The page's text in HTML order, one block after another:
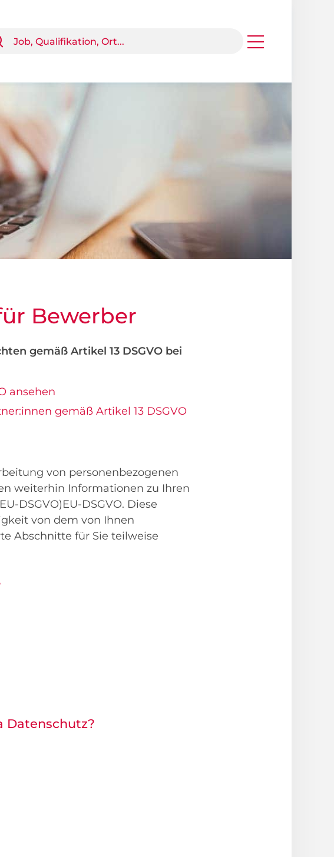
Bewerber
gemäß Artikel 13 DSGVO bei
ansehen
gemäß Artikel 13 DSGVO
von personenbezogenen
weiterhin Informationen zu Ihren
DSGVO)EU-DSGVO. Diese
von dem von Ihnen
Abschnitte für Sie teilweise
Datenschutz?